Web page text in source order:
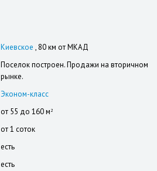
Киевское , 80 км от МКАД
Поселок построен. Продажи на вторичном
рынке.
Эконом-класс
от 55 до 160 м 2
от 1 соток
есть
есть